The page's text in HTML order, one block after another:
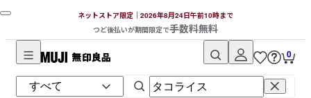
ネットストア限定｜2026年8月24日午前10時まで
つど後払いが期間限定で手数料無料
無
印
0